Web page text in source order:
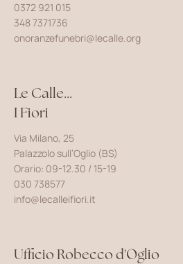
0372 921 015
348 7371736
onoranzefunebri@lecalle.org
Le Calle...
I Fiori
Via Milano, 25
Palazzolo sull’Oglio (BS)
Orario: 09-12.30 / 15-19
030 738577
info@lecalleifiori.it
Ufficio Robecco d'Oglio